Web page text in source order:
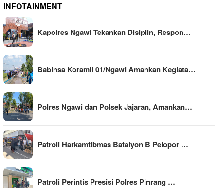
INFOTAINMENT
Kapolres Ngawi Tekankan Disiplin, Respon…
Babinsa Koramil 01/Ngawi Amankan Kegiata…
Polres Ngawi dan Polsek Jajaran, Amankan…
Patroli Harkamtibmas Batalyon B Pelopor …
Patroli Perintis Presisi Polres Pinrang …